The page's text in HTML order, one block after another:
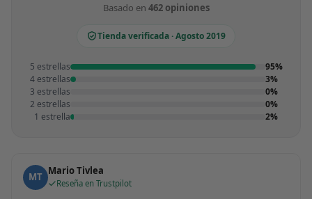
Basado en 462 opiniones
Tienda verificada · Agosto 2019
5 estrellas
95%
4 estrellas
3%
3 estrellas
0%
2 estrellas
0%
1 estrella
2%
MT Mario Tivlea
Reseña en Trustpilot